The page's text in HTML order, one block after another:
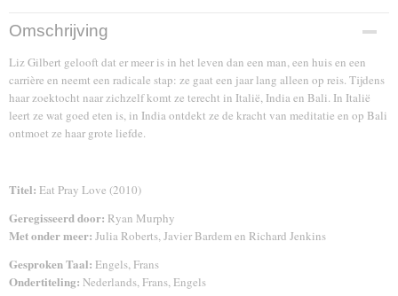
EAN code
8712609668360
Omschrijving
Liz Gilbert gelooft dat er meer is in het leven dan een man, een huis en een
carrière en neemt een radicale stap: ze gaat een jaar lang alleen op reis. Tijdens
haar zoektocht naar zichzelf komt ze terecht in Italië, India en Bali. In Italië
leert ze wat goed eten is, in India ontdekt ze de kracht van meditatie en op Bali
ontmoet ze haar grote liefde.
Titel: Eat Pray Love (2010)
Geregisseerd door: Ryan Murphy
Met onder meer: Julia Roberts, Javier Bardem en Richard Jenkins
Gesproken Taal: Engels, Frans
Ondertiteling: Nederlands, Frans, Engels